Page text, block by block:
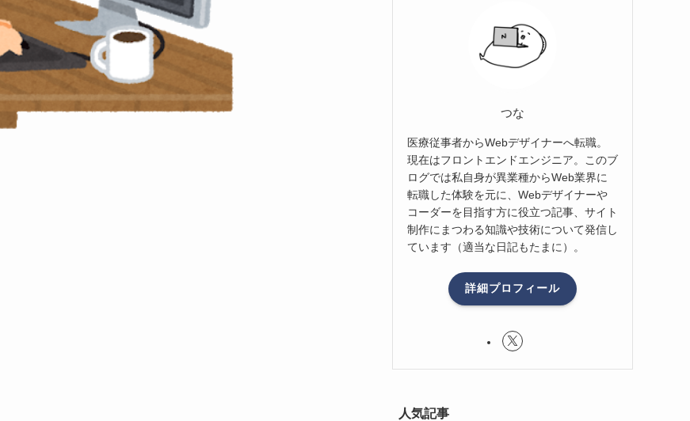
つな
医療従事者からWebデザイナーへ転職。
現在はフロントエンドエンジニア。このブ
ログでは私自身が異業種からWeb業界に
転職した体験を元に、Webデザイナーや
コーダーを目指す方に役立つ記事、サイト
制作にまつわる知識や技術について発信し
ています（適当な日記もたまに）。
詳細プロフィール
人気記事